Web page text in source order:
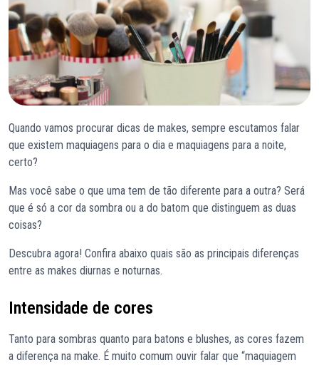
Quando vamos procurar dicas de makes, sempre escutamos falar
que existem maquiagens para o dia e maquiagens para a noite,
certo?
Mas você sabe o que uma tem de tão diferente para a outra? Será
que é só a cor da sombra ou a do batom que distinguem as duas
coisas?
Descubra agora! Confira abaixo quais são as principais diferenças
entre as makes diurnas e noturnas.
Intensidade de cores
Tanto para sombras quanto para batons e blushes, as cores fazem
a diferença na make. É muito comum ouvir falar que “maquiagem